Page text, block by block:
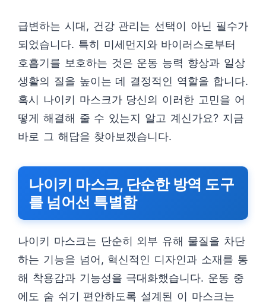
급변하는 시대, 건강 관리는 선택이 아닌 필수가
되었습니다. 특히 미세먼지와 바이러스로부터
호흡기를 보호하는 것은 운동 능력 향상과 일상
생활의 질을 높이는 데 결정적인 역할을 합니다.
혹시 나이키 마스크가 당신의 이러한 고민을 어
떻게 해결해 줄 수 있는지 알고 계신가요? 지금
바로 그 해답을 찾아보겠습니다.
나이키 마스크, 단순한 방역 도구
를 넘어선 특별함
나이키 마스크는 단순히 외부 유해 물질을 차단
하는 기능을 넘어, 혁신적인 디자인과 소재를 통
해 착용감과 기능성을 극대화했습니다. 운동 중
에도 숨 쉬기 편안하도록 설계된 이 마스크는